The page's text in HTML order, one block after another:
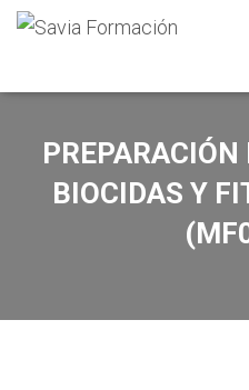
PREPARACIÓN
BIOCIDAS Y